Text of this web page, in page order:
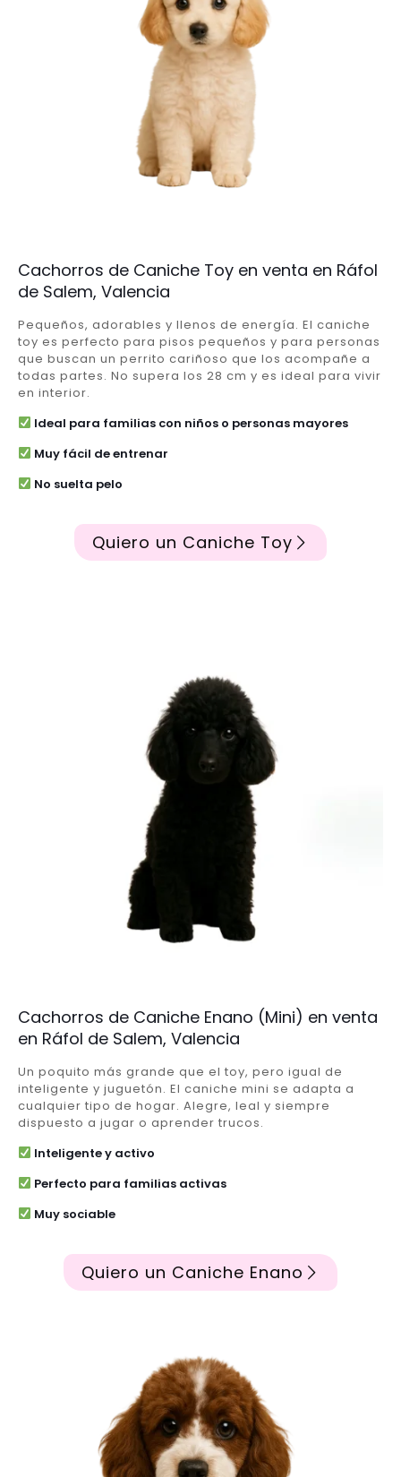
Cachorros de Caniche Toy en venta en Ráfol
de Salem, Valencia
Pequeños, adorables y llenos de energía. El caniche
toy es perfecto para pisos pequeños y para personas
que buscan un perrito cariñoso que los acompañe a
todas partes. No supera los 28 cm y es ideal para vivir
en interior.
Ideal para familias con niños o personas mayores
Muy fácil de entrenar
No suelta pelo
Quiero un Caniche Toy
Cachorros de Caniche Enano (Mini) en venta
en Ráfol de Salem, Valencia
Un poquito más grande que el toy, pero igual de
inteligente y juguetón. El caniche mini se adapta a
cualquier tipo de hogar. Alegre, leal y siempre
dispuesto a jugar o aprender trucos.
Inteligente y activo
Perfecto para familias activas
Muy sociable
Quiero un Caniche Enano